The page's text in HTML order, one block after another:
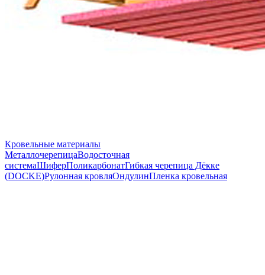
Кровельные материалы
МеталлочерепицаВодосточная
системаШиферПоликарбонатГибкая черепица Дёкке
(DOCKE)Рулонная кровляОндулинПленка кровельная